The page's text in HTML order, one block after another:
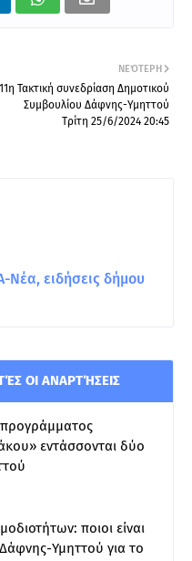
ΝΕΌΤΕΡΗ
11η Τακτική συνεδρίαση Δημοτικού
Συμβουλίου Δάφνης-Υμηττού
Τρίτη 25/6/2024 20:45
Νέα, ειδήσεις δήμου
ΟΙ ΑΝΑΡΤΉΣΕΙΣ
εντάσσονται δύο
ποιοι είναι
Υμηττού για το